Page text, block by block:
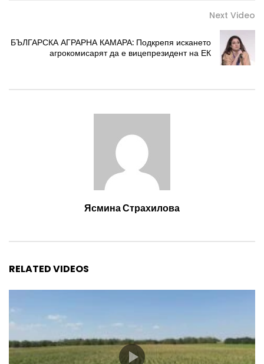
Next Video
БЪЛГАРСКА АГРАРНА КАМАРА: Подкрепя искането
агрокомисарят да е вицепрезидент на ЕК
Ясмина Страхилова
RELATED VIDEOS